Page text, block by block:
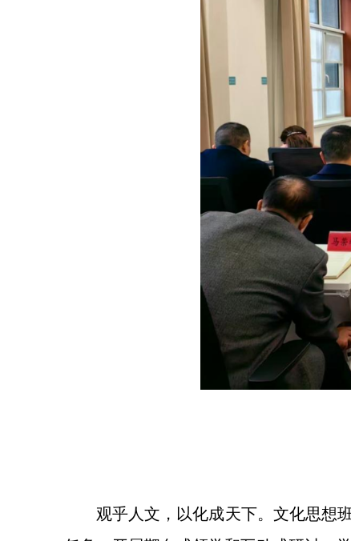
观乎人文，以化成天下。文化思想